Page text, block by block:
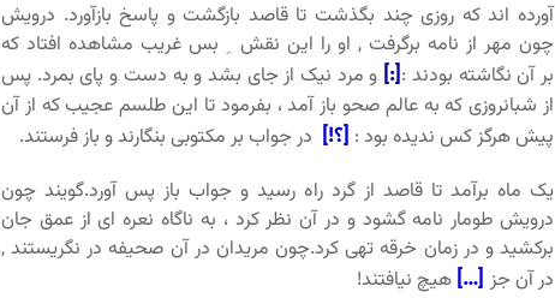
آورده اند که روزی چند بگذشت تا قاصد بازگشت و پاسخ بازآورد. درویش
چون مهر از نامه برگرفت , او را این نقش ِ بس غریب مشاهده افتاد که
بر آن نگاشته بودند :[:] و مرد نیک از جای بشد و به دست و پای بمرد. پس
از شبانروزی که به عالم صحو باز آمد ، بفرمود تا این طلسم عجیب که از آن
پیش هرگز کس ندیده بود : [؟!] در جواب بر مکتوبی بنگارند و باز فرستند.
یک ماه برآمد تا قاصد از گرد راه رسید و جواب باز پس آورد.گویند چون
درویش طومار نامه گشود و در آن نظر کرد ، به ناگاه نعره ای از عمق جان
برکشید و در زمان خرقه تهی کرد.چون مریدان در آن صحیفه در نگریستند ,
در آن جز […] هیچ نیافتند!